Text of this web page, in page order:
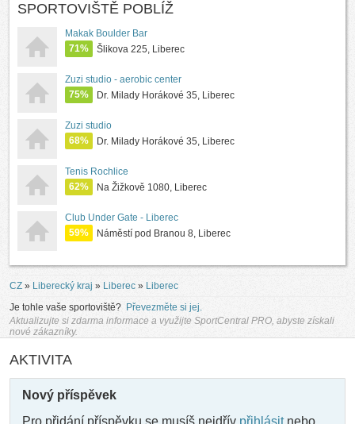
SPORTOVIŠTĚ POBLÍŽ
Makak Boulder Bar
71%
Šlikova 225, Liberec
Zuzi studio - aerobic center
75%
Dr. Milady Horákové 35, Liberec
Zuzi studio
68%
Dr. Milady Horákové 35, Liberec
Tenis Rochlice
62%
Na Žižkově 1080, Liberec
Club Under Gate - Liberec
59%
Náměstí pod Branou 8, Liberec
CZ » Liberecký kraj » Liberec » Liberec
Je tohle vaše sportoviště? Převezměte si jej.
Aktualizujte si zdarma informace a využijte SportCentral PRO, abyste získali
nové zákazníky.
AKTIVITA
Nový příspěvek
Pro přidání příspěvku se musíš nejdřív přihlásitnebo